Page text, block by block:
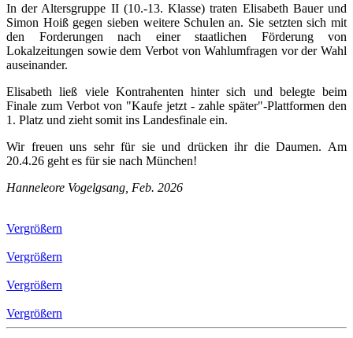
In der Altersgruppe II (10.-13. Klasse) traten Elisabeth Bauer und
Simon Hoiß gegen sieben weitere Schulen an. Sie setzten sich mit
den Forderungen nach einer staatlichen Förderung von
Lokalzeitungen sowie dem Verbot von Wahlumfragen vor der Wahl
auseinander.
Elisabeth ließ viele Kontrahenten hinter sich und belegte beim
Finale zum Verbot von "Kaufe jetzt - zahle später"-Plattformen den
1. Platz und zieht somit ins Landesfinale ein.
Wir freuen uns sehr für sie und drücken ihr die Daumen. Am
20.4.26 geht es für sie nach München!
Hanneleore Vogelgsang, Feb. 2026
Vergrößern
Vergrößern
Vergrößern
Vergrößern